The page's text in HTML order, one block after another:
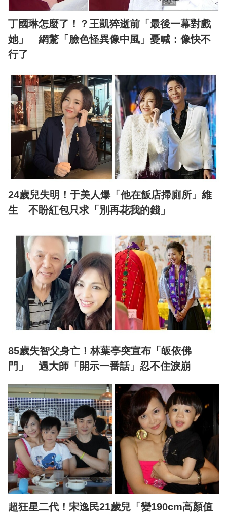
丁國琳怎麼了！？王凱猝逝前「最後一幕對戲
她」 網驚「臉色怪異像中風」憂喊：像快不
行了
24歲兒失明！于美人爆「他在飯店掃廁所」維
生 不盼紅包只求「別再花我的錢」
85歲失智父身亡！林葉亭突宣布「皈依佛
門」 遇大師「開示一番話」忍不住淚崩
超狂星二代！宋逸民21歲兒「變190cm高顏值